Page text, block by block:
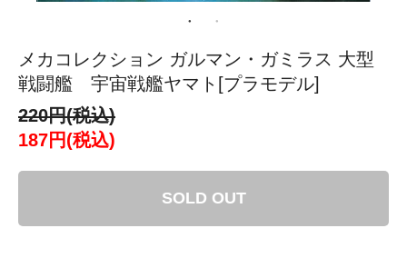
メカコレクション ガルマン・ガミラス 大型
戦闘艦 宇宙戦艦ヤマト[プラモデル]
220円(税込)
187円(税込)
SOLD OUT